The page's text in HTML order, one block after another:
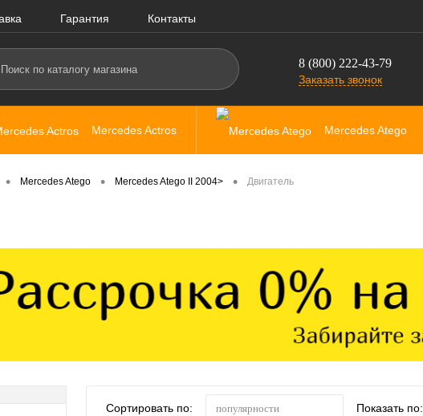
Гарантия Контакты
8 (800) 222-43-79
Заказать звонок
Mercedes Actros Mercedes Atego
• Mercedes Atego • Mercedes Atego II 2004> • Двигатель
Сортировать по: популярности Показать по: